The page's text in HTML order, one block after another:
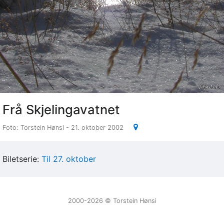
Frå Skjelingavatnet
Foto: Torstein Hønsi - 21. oktober 2002
Biletserie: Til 27. oktober
2000-2026 ©️ Torstein Hønsi